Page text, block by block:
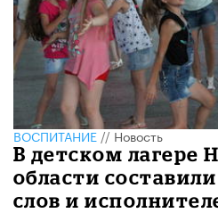
ВОСПИТАНИЕ//Новость
В детском лагере
области
слов и